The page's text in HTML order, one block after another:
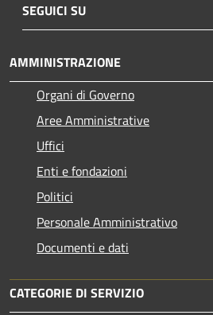
SEGUICI SU
AMMINISTRAZIONE
Organi di Governo
Aree Amministrative
Uffici
Enti e fondazioni
Politici
Personale Amministrativo
Documenti e dati
CATEGORIE DI SERVIZIO